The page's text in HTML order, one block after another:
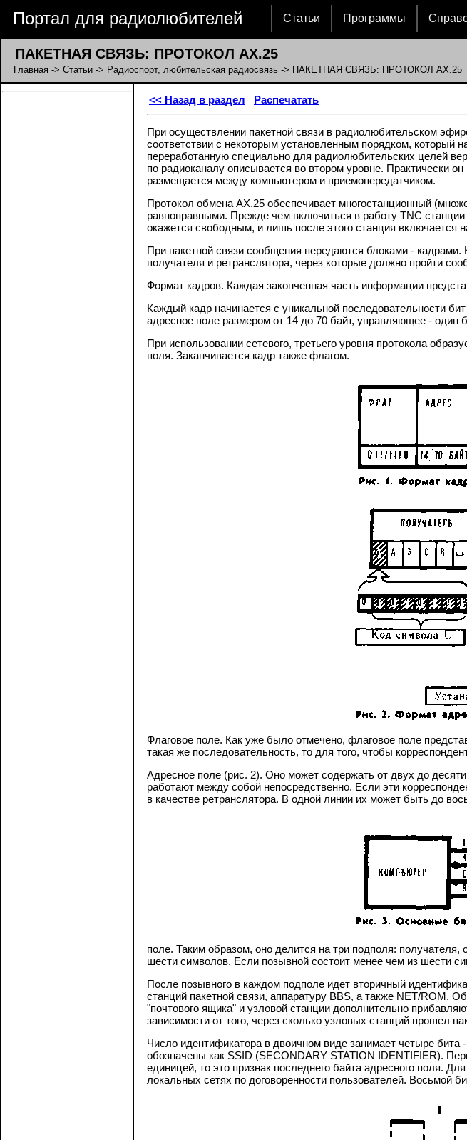
Портал для радиолюбителей Статьи Программы
ПАКЕТНАЯ СВЯЗЬ: ПРОТОКОЛ АХ.25
Главная -> Статьи -> Радиоспорт, любительская радиосвязь -> ПАКЕТНАЯ СВЯЗЬ: ПРОТОКОЛ АХ.25
<< Назад в раздел Распечатать
При осуществлении пакетной связи в радиолюбительском
соответствии с некоторым установленным порядком, который
переработанную специально для радиолюбительских целей
по радиоканалу описывается во втором уровне. Практически
размещается между компьютером и приемопередатчиком.
Протокол обмена АХ.25 обеспечивает многостанционный
равноправными. Прежде чем включиться в работу TNC станции
окажется свободным, и лишь после этого станция включается
При пакетной связи сообщения передаются блоками -
получателя и ретранслятора, через которые должно пройти
Формат кадров. Каждая законченная часть информации
Каждый кадр начинается с уникальной последовательности
адресное поле размером от 14 до 70 байт, управляющее - один
При использовании сетевого, третьего уровня протокола
поля. Заканчивается кадр также флагом.
Флаговое поле. Как уже было отмечено, флаговое поле
такая же последовательность, то для того, чтобы
Адресное поле (рис. 2). Оно может содержать от двух до
работают между собой непосредственно. Если эти
в качестве ретранслятора. В одной линии их может быть до
поле. Таким образом, оно делится на три подполя:
шести символов. Если позывной состоит менее чем из шести
После позывного в каждом подполе идет вторичный
станций пакетной связи, аппаратуру BBS, а также NET/ROM.
"почтового ящика" и узловой станции дополнительно
зависимости от того, через сколько узловых станций прошел
Число идентификатора в двоичном виде занимает четыре
обозначены как SSID (SECONDARY STATION IDENTIFIER).
единицей, то это признак последнего байта адресного поля.
локальных сетях по договоренности пользователей. Восьмой